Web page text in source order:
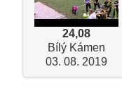
24,08
Bílý Kámen
03. 08. 2019